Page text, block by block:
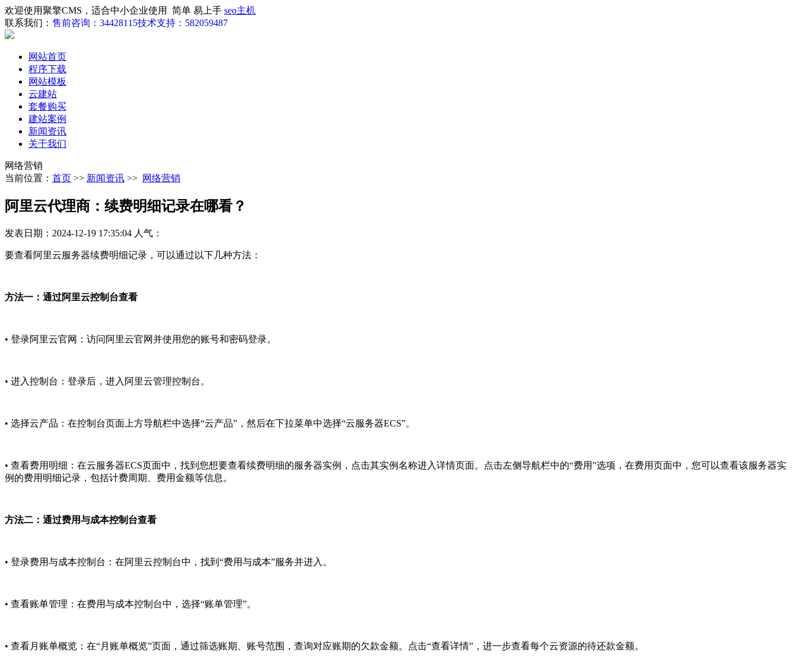
欢迎使用聚擎CMS，适合中小企业使用 简单 易上手 seo主机
联系我们： 售前咨询：34428115技术支持：582059487
网站首页
程序下载
网站模板
云建站
套餐购买
建站案例
新闻资讯
关于我们
网络营销
当前位置： 首页 >> 新闻资讯 >> 网络营销
阿里云代理商：续费明细记录在哪看？
发表日期：2024-12-19 17:35:04 人气：
要查看阿里云服务器续费明细记录，可以通过以下几种方法：
方法一：通过阿里云控制台查看
• 登录阿里云官网：访问阿里云官网并使用您的账号和密码登录。
• 进入控制台：登录后，进入阿里云管理控制台。
• 选择云产品：在控制台页面上方导航栏中选择“云产品”，然后在下拉菜单中选择“云服务器ECS”。
• 查看费用明细：在云服务器ECS页面中，找到您想要查看续费明细的服务器实例，点击其实例名称进入详情页面。点击左侧导航栏中的“费用”选项，在费用页面中，您可以查看该服务器实
例的费用明细记录，包括计费周期、费用金额等信息。
方法二：通过费用与成本控制台查看
• 登录费用与成本控制台：在阿里云控制台中，找到“费用与成本”服务并进入。
• 查看账单管理：在费用与成本控制台中，选择“账单管理”。
• 查看月账单概览：在“月账单概览”页面，通过筛选账期、账号范围，查询对应账期的欠款金额。点击“查看详情”，进一步查看每个云资源的待还款金额。